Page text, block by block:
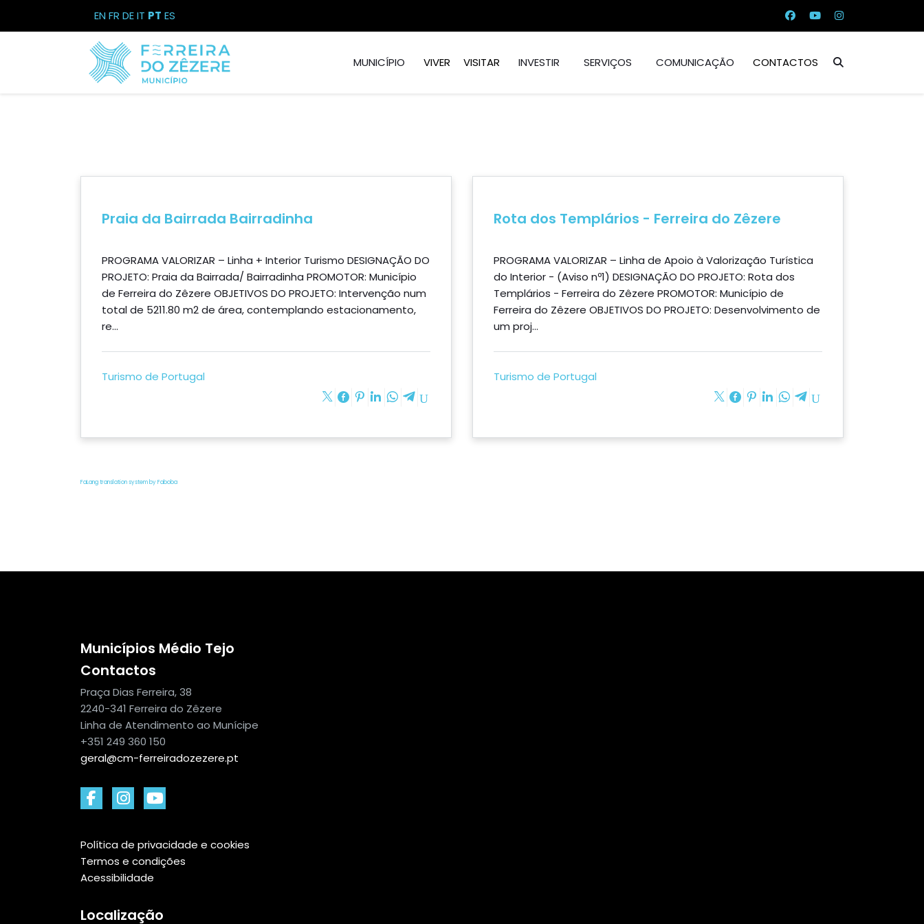
EN FR DEIT PT ES
MUNICÍPIO VIVER VISITAR INVESTIR SERVIÇOS COMUNICAÇÃO CONTACTOS
Praia da Bairrada Bairradinha
PROGRAMA VALORIZAR – Linha + Interior Turismo DESIGNAÇÃO DO
PROJETO: Praia da Bairrada/ Bairradinha PROMOTOR: Município
de Ferreira do Zêzere OBJETIVOS DO PROJETO: Intervenção num
total de 5211.80 m2 de área, contemplando estacionamento,
re...
Turismo de Portugal
Rota dos Templários - Ferreira do Zêzere
PROGRAMA VALORIZAR – Linha de Apoio à Valorização Turística
do Interior - (Aviso nº1) DESIGNAÇÃO DO PROJETO: Rota dos
Templários - Ferreira do Zêzere PROMOTOR: Município de
Ferreira do Zêzere OBJETIVOS DO PROJETO: Desenvolvimento de
um proj...
Turismo de Portugal
FaLang translation system by Faboba
Municípios Médio Tejo
Contactos
Praça Dias Ferreira, 38
2240-341 Ferreira do Zêzere
Linha de Atendimento ao Munícipe
+351 249 360 150
geral@cm-ferreiradozezere.pt
Política de privacidade e cookies
Termos e condições
Acessibilidade
Localização